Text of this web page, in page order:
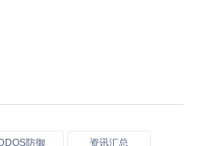
DDOS防御 资讯汇总